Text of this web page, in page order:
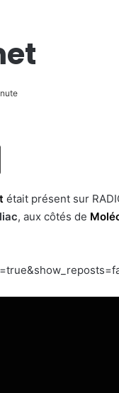
était présent sur
, aux côtés de